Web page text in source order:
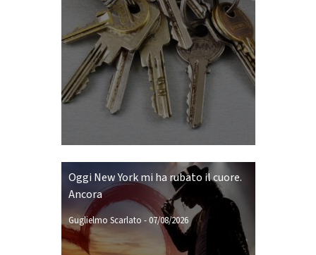
Oggi New York mi ha rubato il cuore.
Ancora
Guglielmo Scarlato -07/08/2026